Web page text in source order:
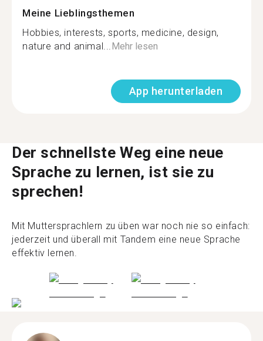
Meine Lieblingsthemen
Hobbies, interests, sports, medicine, design,
nature and animal... Mehr lesen
App herunterladen
Der schnellste Weg eine neue
Sprache zu lernen, ist sie zu
sprechen!
Mit Muttersprachlern zu üben war noch nie so einfach:
jederzeit und überall mit Tandem eine neue Sprache
effektiv lernen.